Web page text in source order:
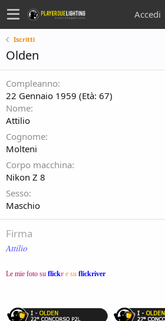
Accedi
Iscritti
Olden
Compleanno
22 Gennaio 1959 (Età: 67)
Nome
Attilio
Cognome
Molteni
Corpo macchina
Nikon Z 8
Sesso
Maschio
Firma
Attilio
Le mie foto su flickr e su flickriver